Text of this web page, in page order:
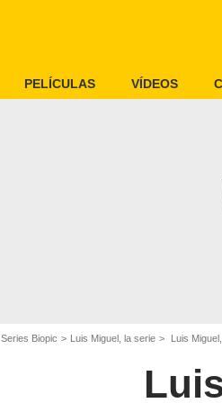
PELÍCULAS VÍDEOS
Series Biopic Luis Miguel, la serie Luis